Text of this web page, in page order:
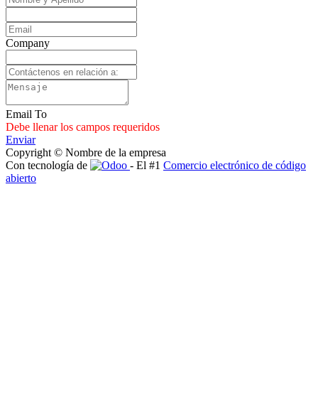
Company
Email To
Debe llenar los campos requeridos
Enviar
Copyright © Nombre de la empresa
Con tecnología de
- El #1 Comercio electrónico de código
abierto